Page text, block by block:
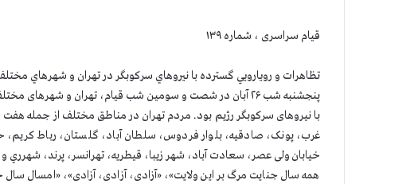
قيام سراسری ، شماره ۱۳۹
تظاهرات و رويارويي گسترده با نيروهاي سركوبگر در تهران و شهرهاي
پنجشنبه شب ۲۶ آبان در شصت و سومین شب قیام، تهران و
با نیروهای سرکوبگر رژیم بود. مردم تهران در مناطق مختلف از جمله
غرب، پونک، صادقیه، بلوار فردوس، سلطان آباد، گلستان، رباط
خیابان ولی عصر، سعادت آباد، شهر زیبا، قیطریه، تهرانسر، پرند، شهرري
همه سال جنایت مرگ بر این ولایت»، «آزادی، آزادی، آزادی»، «امسال